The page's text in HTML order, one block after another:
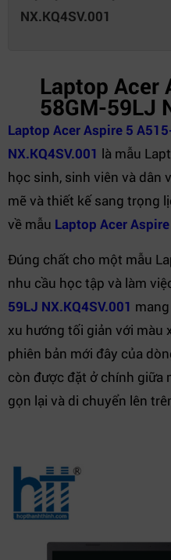
Camera
2 Loa
Kiểu Pin
3 Cell 50
Sạc pin
Đi kèm
Hệ điều hành (bản
quyền) đi kèm
Windows
Kích thước (Dài x
Rộng x Cao)
361 (W)
Màu sắc
Gray
Xuất Xứ
Trung
NX.KQ4SV.001
Laptop Acer
58GM-59LJ
Laptop Acer Aspire 5
NX.KQ4SV.001 là mẫu
học sinh, sinh viên và dân
mẽ và thiết kế sang trọng
về mẫu Laptop Acer Aspire
Đúng chất cho một mẫu
nhu cầu học tập và làm
59LJ NX.KQ4SV.001
xu hướng tối giản với màu
phiên bản mới đây của
còn được đặt ở chính giữa
gọn lại và di chuyển lên